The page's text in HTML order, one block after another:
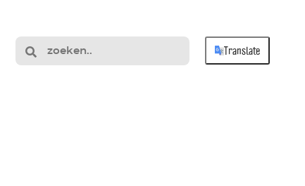
Translate